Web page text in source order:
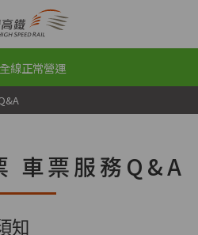
車票服務Q&A
知